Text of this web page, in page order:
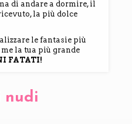
di andare a dormire, il
la più dolce
le fantasie più
la tua più grande
FATATI!
nudi